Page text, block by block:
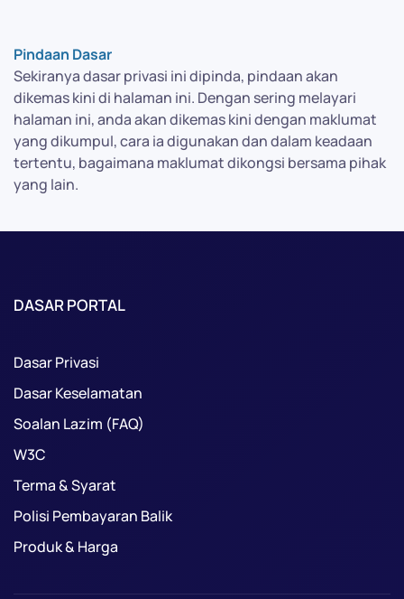
Pindaan Dasar
Sekiranya dasar privasi ini dipinda, pindaan akan
dikemas kini di halaman ini. Dengan sering melayari
halaman ini, anda akan dikemas kini dengan maklumat
yang dikumpul, cara ia digunakan dan dalam keadaan
tertentu, bagaimana maklumat dikongsi bersama pihak
yang lain.
DASAR PORTAL
Dasar Privasi
Dasar Keselamatan
Soalan Lazim (FAQ)
W3C
Terma & Syarat
Polisi Pembayaran Balik
Produk & Harga